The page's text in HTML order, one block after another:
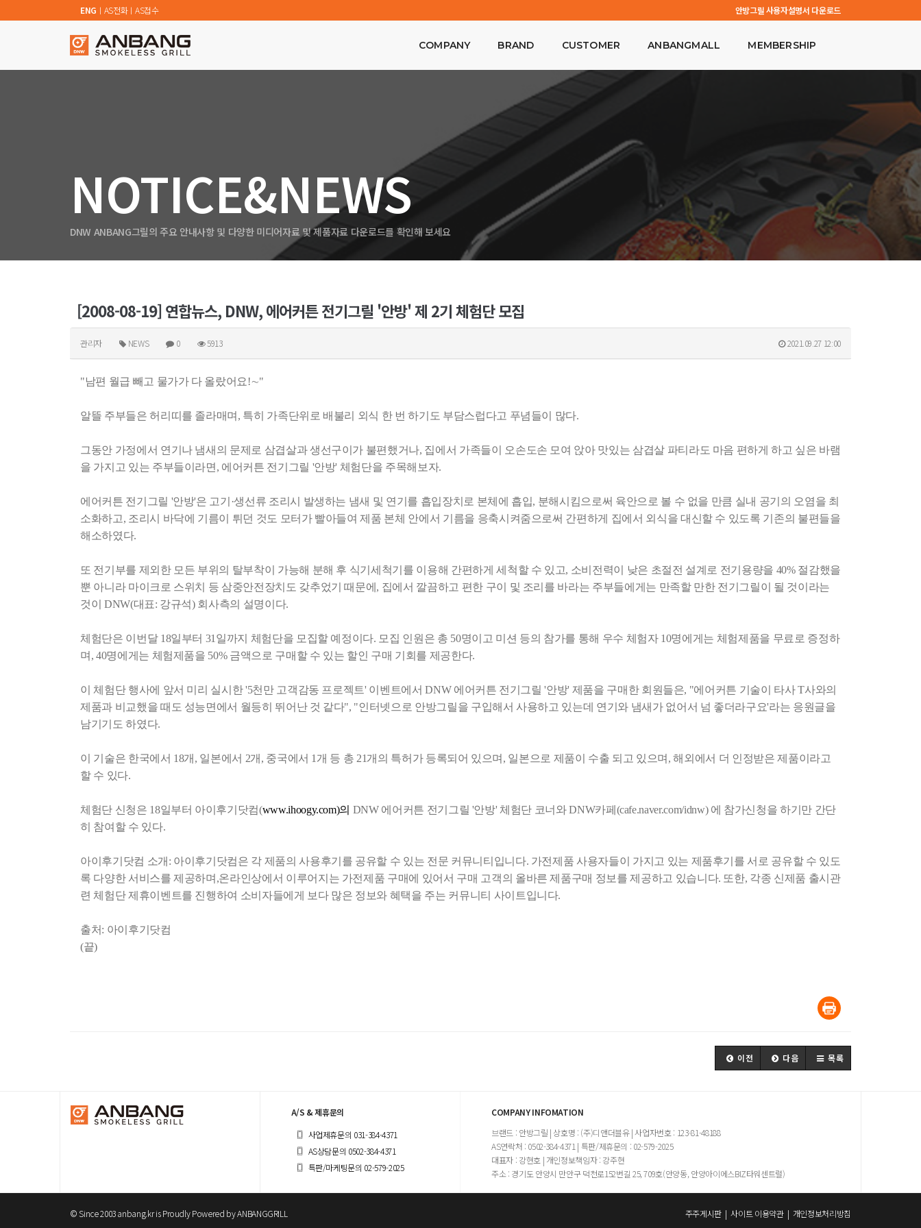
ENG ㅣ AS전화ㅣ AS접수 안방그릴 사용자설명서 다운로드
COMPANY BRAND CUSTOMER ANBANGMALL MEMBERSHIP
NOTICE&NEWS
DNW ANBANG그릴의 주요 안내사항 및 다양한 미디어자료 및 제품자료 다운로드를 확인해 보세요
[2008-08-19] 연합뉴스, DNW, 에어커튼 전기그릴 '안방' 제 2기 체험단 모집
관리자 NEWS 0 5913 2021.09.27 12:00
"남편 월급 빼고 물가가 다 올랐어요!∼"
알뜰 주부들은 허리띠를 졸라매며, 특히 가족단위로 배불리 외식 한 번 하기도 부담스럽다고 푸념들이 많다.
그동안 가정에서 연기나 냄새의 문제로 삼겹살과 생선구이가 불편했거나, 집에서 가족들이 오손도손 모여 앉아 맛있는 삼겹살 파티라도 마음 편하게 하고 싶은 바램
을 가지고 있는 주부들이라면, 에어커튼 전기그릴 '안방' 체험단을 주목해보자.
에어커튼 전기그릴 '안방'은 고기·생선류 조리시 발생하는 냄새 및 연기를 흡입장치로 본체에 흡입, 분해시킴으로써 육안으로 볼 수 없을 만큼 실내 공기의 오염을 최
소화하고, 조리시 바닥에 기름이 튀던 것도 모터가 빨아들여 제품 본체 안에서 기름을 응축시켜줌으로써 간편하게 집에서 외식을 대신할 수 있도록 기존의 불편들을
해소하였다.
또 전기부를 제외한 모든 부위의 탈부착이 가능해 분해 후 식기세척기를 이용해 간편하게 세척할 수 있고, 소비전력이 낮은 초절전 설계로 전기용량을 40% 절감했을
뿐 아니라 마이크로 스위치 등 삼중안전장치도 갖추었기 때문에, 집에서 깔끔하고 편한 구이 및 조리를 바라는 주부들에게는 만족할 만한 전기그릴이 될 것이라는
것이 DNW(대표: 강규석) 회사측의 설명이다.
체험단은 이번달 18일부터 31일까지 체험단을 모집할 예정이다. 모집 인원은 총 50명이고 미션 등의 참가를 통해 우수 체험자 10명에게는 체험제품을 무료로 증정하
며, 40명에게는 체험제품을 50% 금액으로 구매할 수 있는 할인 구매 기회를 제공한다.
이 체험단 행사에 앞서 미리 실시한 '5천만 고객감동 프로젝트' 이벤트에서 DNW 에어커튼 전기그릴 '안방' 제품을 구매한 회원들은, "에어커튼 기술이 타사 T사와의
제품과 비교했을 때도 성능면에서 월등히 뛰어난 것 같다", "인터넷으로 안방그릴을 구입해서 사용하고 있는데 연기와 냄새가 없어서 넘 좋더라구요'라는 응원글을
남기기도 하였다.
이 기술은 한국에서 18개, 일본에서 2개, 중국에서 1개 등 총 21개의 특허가 등록되어 있으며, 일본으로 제품이 수출 되고 있으며, 해외에서 더 인정받은 제품이라고
할 수 있다.
체험단 신청은 18일부터 아이후기닷컴(www.ihoogy.com)의 DNW 에어커튼 전기그릴 '안방' 체험단 코너와 DNW카페(cafe.naver.com/idnw) 에 참가신청을 하기만 간단
히 참여할 수 있다.
아이후기닷컴 소개: 아이후기닷컴은 각 제품의 사용후기를 공유할 수 있는 전문 커뮤니티입니다. 가전제품 사용자들이 가지고 있는 제품후기를 서로 공유할 수 있도
록 다양한 서비스를 제공하며,온라인상에서 이루어지는 가전제품 구매에 있어서 구매 고객의 올바른 제품구매 정보를 제공하고 있습니다. 또한, 각종 신제품 출시관
련 체험단 제휴이벤트를 진행하여 소비자들에게 보다 많은 정보와 혜택을 주는 커뮤니티 사이트입니다.
출처: 아이후기닷컴
(끝)
이전 다음 목록
A/S & 제휴문의
사업제휴문의 031-384-4371
AS상담문의 0502-384-4371
특판/마케팅문의 02-579-2025
COMPANY INFOMATION
브랜드 : 안방그릴 | 상호명 : (주)디앤더블유 | 사업자번호 : 123-81-48188
AS연락처 : 0502-384-4371 | 특판/제휴문의 : 02-579-2025
대표자 : 강현호 | 개인정보책임자 : 강주현
주소 : 경기도 안양시 만안구 덕천로152번길 25, 709호(안양동, 안양아이에스BIZ타워센트럴)
© Since 2003 anbang.kr is Proudly Powered byANBANGGRILL 주주게시판 |사이트 이용약관| 개인정보처리방침